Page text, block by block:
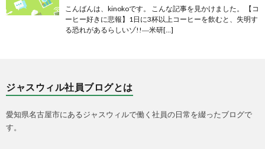
こんばんは、kinokoです。 こんな記事を見かけました。 【コ
ーヒー好きに悲報】1日に3杯以上コーヒーを飲むと、失明す
る恐れがあるらしいゾ!!―米研[…]
ジャスウィル社員ブログとは
愛知県名古屋市にあるジャスウィルで働く社員の日常を綴ったブログで
す。